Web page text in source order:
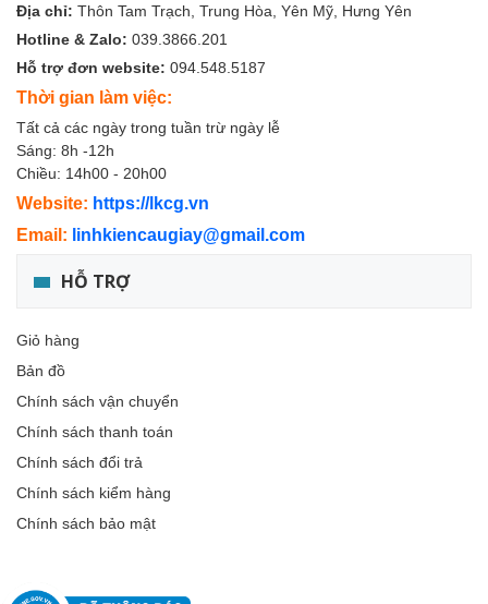
Địa chỉ: Thôn Tam Trạch, Trung Hòa, Yên Mỹ, Hưng Yên
Hotline & Zalo: 039.3866.201
Hỗ trợ đơn website: 094.548.5187
Thời gian làm việc:
Tất cả các ngày trong tuần trừ ngày lễ
Sáng: 8h -12h
Chiều: 14h00 - 20h00
Website: https://lkcg.vn
Email: linhkiencaugiay@gmail.com
HỖ TRỢ
Giỏ hàng
Bản đồ
Chính sách vận chuyển
Chính sách thanh toán
Chính sách đổi trả
Chính sách kiểm hàng
Chính sách bảo mật